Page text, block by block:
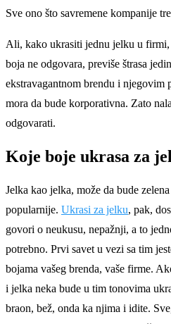
Sve ono što savremene kompanije
Ali, kako ukrasiti jednu jelku u
boja ne odgovara, previše štrasa
ekstravagantnom brendu i njegovim
mora da bude korporativna. Zato
odgovarati.
Koje boje ukrasa za
Jelka kao jelka, može da bude
popularnije. Ukrasi za jelku, pak,
govori o neukusu, nepažnji, a to
potrebno. Prvi savet u vezi sa tim
bojama vašeg brenda, vaše firme.
i jelka neka bude u tim tonovima
braon, bež, onda ka njima i idite.